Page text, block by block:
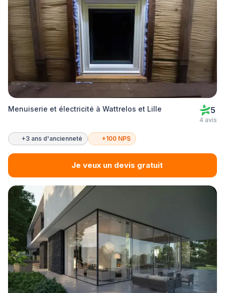
Menuiserie et électricité à Wattrelos et Lille 5
4 avis
+3 ans d'ancienneté +100 NPS
Je veux un devis gratuit